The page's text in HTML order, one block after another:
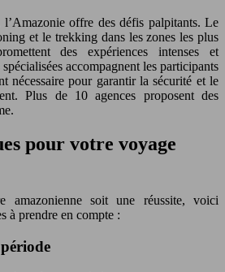
offre des défis palpitants. Le
et le trekking dans les zones les plus
des expériences intenses et
accompagnent les participants
nécessaire pour garantir la sécurité et le
Plus de 10 agences proposent des
pour votre voyage
amazonienne soit une réussite, voici
à prendre en compte :